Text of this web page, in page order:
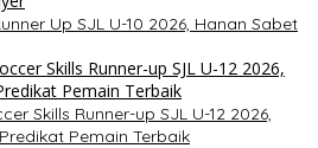
Up SJL U-10 2026, Hanan Sabet
Skills Runner-up SJL U-12 2026,
Pemain Terbaik